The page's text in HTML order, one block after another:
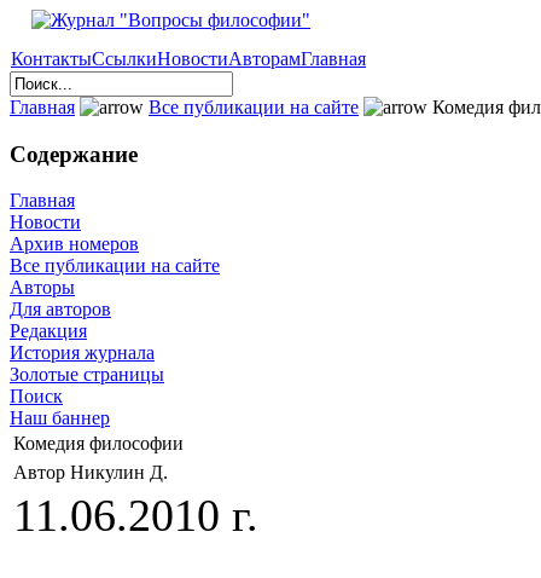
КонтактыСсылкиНовостиАвторамГлавная
Главная Все публикации на сайте Комедия
Содержание
Главная
Новости
Архив номеров
Все публикации на сайте
Авторы
Для авторов
Редакция
История журнала
Золотые страницы
Поиск
Наш баннер
Комедия философии
Автор Никулин Д.
11.06.2010 г.